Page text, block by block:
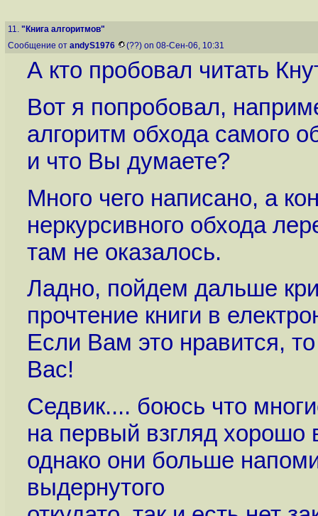
11. "Книга алгоритмов"
Сообщение от andyS1976 (??) on 08-Сен-06, 10:31
А кто пробовал читать
Вот я попробовал,
алгоритм обхода самого
и что Вы думаете?
Много чего написано, а
неркурсивного обхода
там не оказалось.
Ладно, пойдем дальше
прочтение книги в
Если Вам это нравится,
Вас!
Седвик.... боюсь что
на первый взгляд
однако они больше
выдернутого